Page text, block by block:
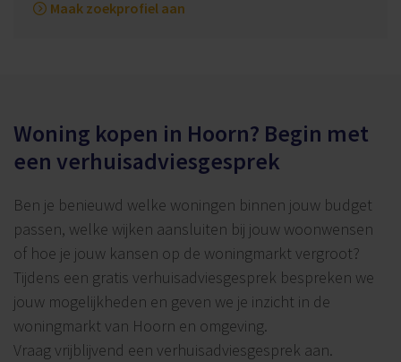
Maak zoekprofiel aan
Woning kopen in Hoorn? Begin met
een verhuisadviesgesprek
Ben je benieuwd welke woningen binnen jouw budget
passen, welke wijken aansluiten bij jouw woonwensen
of hoe je jouw kansen op de woningmarkt vergroot?
Tijdens een gratis verhuisadviesgesprek bespreken we
jouw mogelijkheden en geven we je inzicht in de
woningmarkt van Hoorn en omgeving.
Vraag vrijblijvend een verhuisadviesgesprek aan.